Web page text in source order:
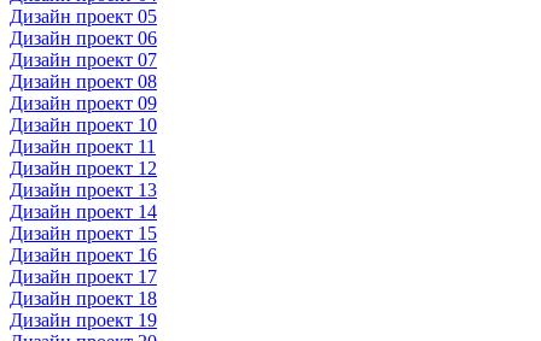
Дизайн проект 05
Дизайн проект 06
Дизайн проект 07
Дизайн проект 08
Дизайн проект 09
Дизайн проект 10
Дизайн проект 11
Дизайн проект 12
Дизайн проект 13
Дизайн проект 14
Дизайн проект 15
Дизайн проект 16
Дизайн проект 17
Дизайн проект 18
Дизайн проект 19